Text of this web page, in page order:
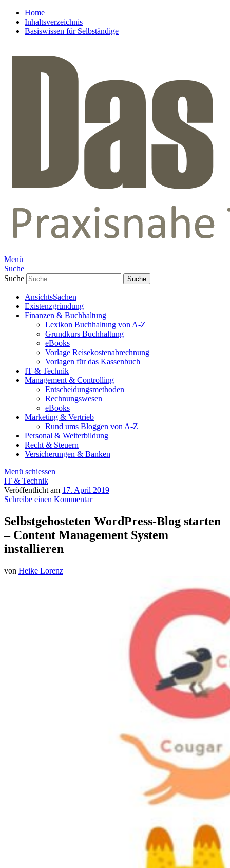
Home
Inhaltsverzeichnis
Basiswissen für Selbständige
Menü
Suche
Suche
AnsichtsSachen
Existenzgründung
Finanzen & Buchhaltung
Lexikon Buchhaltung von A-Z
Grundkurs Buchhaltung
eBooks
Vorlage Reisekostenabrechnung
Vorlagen für das Kassenbuch
IT & Technik
Management & Controlling
Entscheidungsmethoden
Rechnungswesen
eBooks
Marketing & Vertrieb
Rund ums Bloggen von A-Z
Personal & Weiterbildung
Recht & Steuern
Versicherungen & Banken
Menü schiessen
IT & Technik
Veröffentlicht am 17. April 2019
Schreibe einen Kommentar
Selbstgehosteten WordPress-Blog starten
– Content Management System
installieren
von Heike Lorenz